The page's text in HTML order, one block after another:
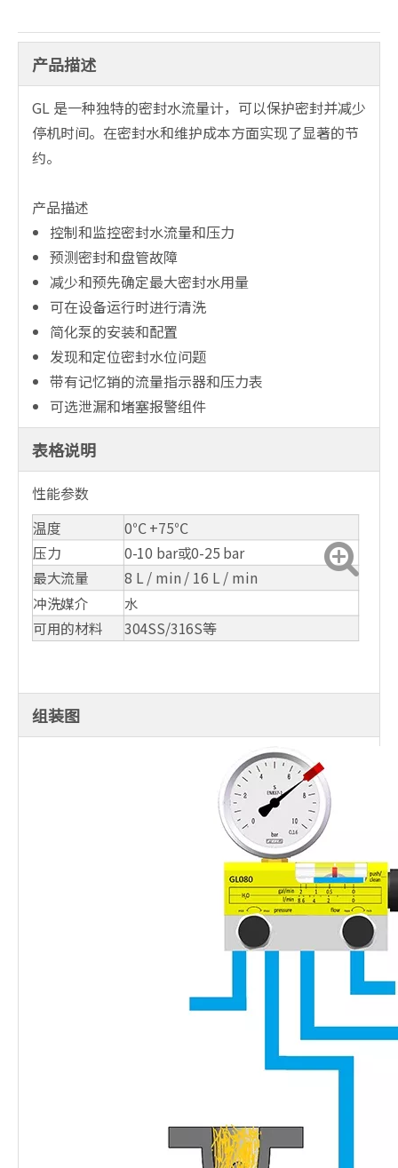
产品描述
GL 是一种独特的密封水流量计，可以保护密封并减少
停机时间。在密封水和维护成本方面实现了显著的节
约。
产品描述
控制和监控密封水流量和压力
预测密封和盘管故障
减少和预先确定最大密封水用量
可在设备运行时进行清洗
简化泵的安装和配置
发现和定位密封水位问题
带有记忆销的流量指示器和压力表
可选泄漏和堵塞报警组件
表格说明
性能参数
温度
0℃ +75℃
压力
0-10 bar或0-25 bar
最大流量
8 L / min / 16 L / min
冲洗媒介
水
可用的材料
304SS/316S等
组装图